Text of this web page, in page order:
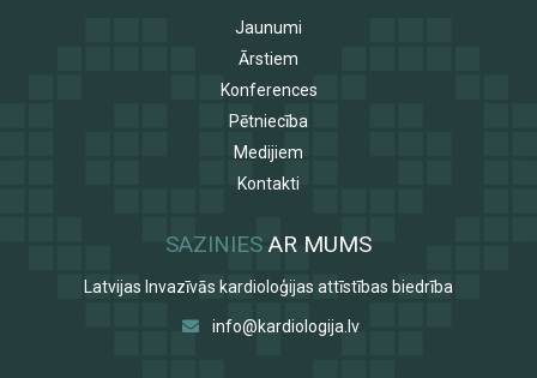
Jaunumi
Ārstiem
Konferences
Pētniecība
Medijiem
Kontakti
SAZINIES AR MUMS
Latvijas Invazīvās kardioloģijas attīstības biedrība
info@kardiologija.lv